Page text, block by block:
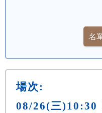
場次:
08/26(三)10:30